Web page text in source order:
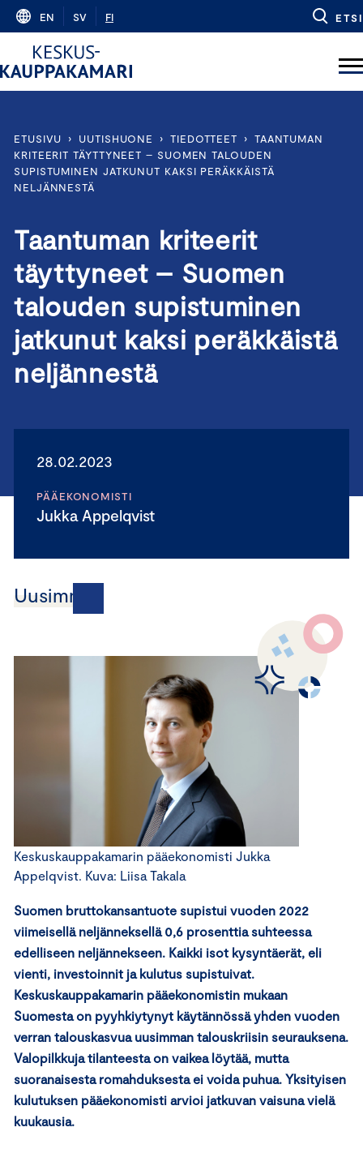
Skip
content
EN SV FI ETSI
ETUSIVU › UUTISHUONE › TIEDOTTEET › TAANTUMAN
KRITEERIT TÄYTTYNEET – SUOMEN TALOUDEN
SUPISTUMINEN JATKUNUT KAKSI PERÄKKÄISTÄ
NELJÄNNESTÄ
Taantuman kriteerit
täyttyneet – Suomen
talouden supistuminen
jatkunut kaksi peräkkäistä
neljännestä
28.02.2023
PÄÄEKONOMISTI
Jukka Appelqvist
Uusimmat
Keskuskauppakamarin pääekonomisti Jukka
Appelqvist. Kuva: Liisa Takala
Suomen bruttokansantuote supistui vuoden 2022
viimeisellä neljänneksellä 0,6 prosenttia suhteessa
edelliseen neljännekseen. Kaikki isot kysyntäerät, eli
vienti, investoinnit ja kulutus supistuivat.
Keskuskauppakamarin pääekonomistin mukaan
Suomesta on pyyhkiytynyt käytännössä yhden vuoden
verran talouskasvua uusimman talouskriisin seurauksena.
Valopilkkuja tilanteesta on vaikea löytää, mutta
suoranaisesta romahduksesta ei voida puhua. Yksityisen
kulutuksen pääekonomisti arvioi jatkuvan vaisuna vielä
kuukausia.